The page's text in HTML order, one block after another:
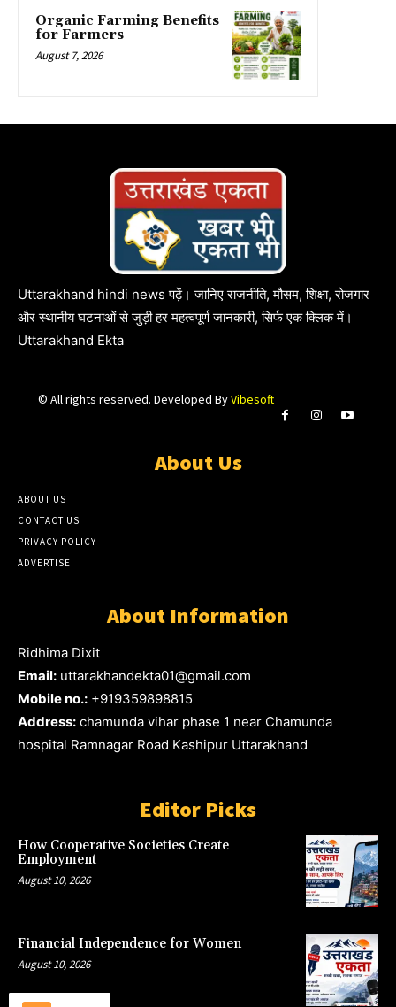
Organic Farming Benefits
for Farmers
August 7, 2026
Uttarakhand hindi news पढ़ें। जानिए राजनीति, मौसम, शिक्षा, रोजगार
और स्थानीय घटनाओं से जुड़ी हर महत्वपूर्ण जानकारी, सिर्फ एक क्लिक में।
Uttarakhand Ekta
© All rights reserved. Developed ByVibesoft
About Us
ABOUT US
CONTACT US
PRIVACY POLICY
ADVERTISE
About Information
Ridhima Dixit
Email: uttarakhandekta01@gmail.com
Mobile no.: +919359898815
Address: chamunda vihar phase 1 near Chamunda
hospital Ramnagar Road Kashipur Uttarakhand
Editor Picks
How Cooperative Societies Create
Employment
August 10, 2026
Financial Independence for Women
August 10, 2026